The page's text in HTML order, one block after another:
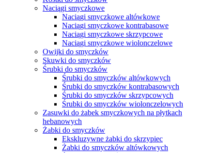
Naciągi smyczkowe
Naciągi smyczkowe altówkowe
Naciągi smyczkowe kontrabasowe
Naciągi smyczkowe skrzypcowe
Naciągi smyczkowe wiolonczelowe
Owijki do smyczków
Skuwki do smyczków
Śrubki do smyczków
Śrubki do smyczków altówkowych
Śrubki do smyczków kontrabasowych
Śrubki do smyczków skrzypcowych
Śrubki do smyczków wiolonczelowych
Zasuwki do żabek smyczkowych na płytkach
hebanowych
Żabki do smyczków
Ekskluzywne żabki do skrzypiec
Żabki do smyczków altówkowych